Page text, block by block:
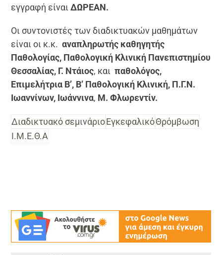
εγγραφή είναιΔΩΡΕΑΝ.
Οι συντονιστές των διαδικτυακών μαθημάτων
είναι οι κ.κ.αναπληρωτής καθηγητής
Παθολογίας, Παθολογική Κλινική Πανεπιστημίου
Θεσσαλίας, Γ. Ντάιος, καιπαθολόγος,
Επιμελήτρια B’, B’ Παθολογική Κλινική, Π.Γ.Ν.
Ιωαννίνων, Ιωάννινα, Μ. Φλωρεντίν.
Διαδικτυακό σεμινάριοΕγκεφαλικόΘρόμβωση
Ι.Μ.Ε.Θ.Α